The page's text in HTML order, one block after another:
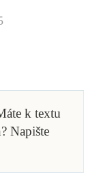
k textu
Napište